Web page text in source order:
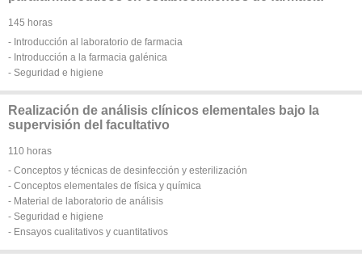
145 horas
- Introducción al laboratorio de farmacia
- Introducción a la farmacia galénica
- Seguridad e higiene
Realización de análisis clínicos elementales bajo la
supervisión del facultativo
110 horas
- Conceptos y técnicas de desinfección y esterilización
- Conceptos elementales de física y química
- Material de laboratorio de análisis
- Seguridad e higiene
- Ensayos cualitativos y cuantitativos